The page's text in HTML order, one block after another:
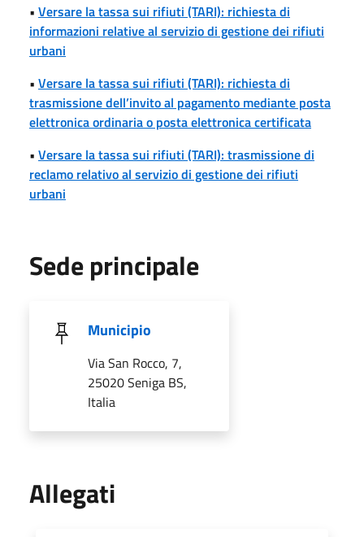
• Versare la tassa sui rifiuti (TARI): richiesta di
informazioni relative al servizio di gestione dei rifiuti
urbani
• Versare la tassa sui rifiuti (TARI): richiesta di
trasmissione dell’invito al pagamento mediante posta
elettronica ordinaria o posta elettronica certificata
• Versare la tassa sui rifiuti (TARI): trasmissione di
reclamo relativo al servizio di gestione dei rifiuti
urbani
Sede principale
Municipio
Via San Rocco, 7,
25020 Seniga BS,
Italia
Allegati